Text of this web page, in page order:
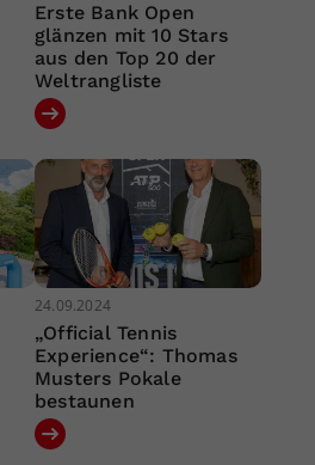
Erste Bank Open
glänzen mit 10 Stars
aus den Top 20 der
Weltrangliste
24.09.2024
„Official Tennis
Experience“: Thomas
Musters Pokale
bestaunen